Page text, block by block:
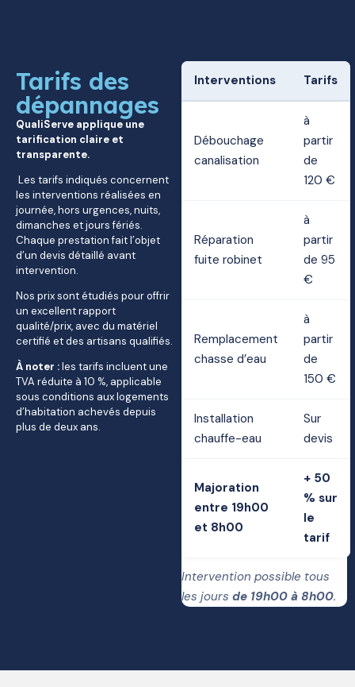
Tarifs des
dépannages
QualiServe applique une
tarification claire et
transparente.
Les tarifs indiqués concernent
les interventions réalisées en
journée, hors urgences, nuits,
dimanches et jours fériés.
Chaque prestation fait l’objet
d’un devis détaillé avant
intervention.
Nos prix sont étudiés pour offrir
un excellent rapport
qualité/prix, avec du matériel
certifié et des artisans qualifiés.
À noter :les tarifs incluent une
TVA réduite à 10 %, applicable
sous conditions aux logements
d’habitation achevés depuis
plus de deux ans.
Interventions Tarifs
Débouchage
canalisation
à
partir
de
120 €
Réparation
fuite robinet
à
partir
de 95
€
Remplacement
chasse d’eau
à
partir
de
150 €
Installation
chauffe-eau
Sur
devis
Majoration
entre 19h00
et 8h00
+ 50
% sur
le
tarif
Intervention possible tous
les joursde 19h00 à 8h00.